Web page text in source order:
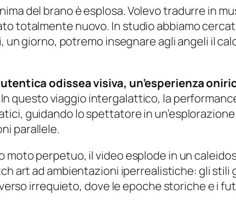
del brano è esplosa. Volevo tradurre in
totalmente nuovo. In studio abbiamo
giorno, potremo insegnare agli angeli il
odissea visiva, un’esperienza
In questo viaggio intergalattico, la
guidando lo spettatore in
parallele.
perpetuo, il video esplode in un
art ad ambientazioni iperrealistiche: gli stili
irrequieto, dove le epoche storiche e i